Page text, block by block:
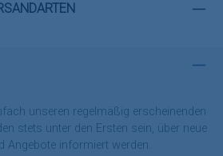
unseren regelmäßig erscheinenden
stets unter den Ersten sein, über neue
Angebote informiert werden.